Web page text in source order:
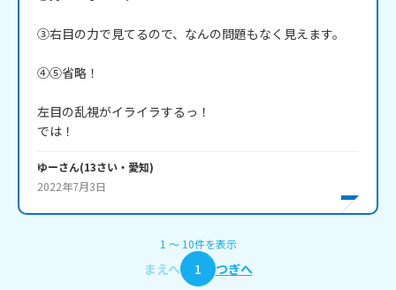
③右目の力で見てるので、なんの問題もなく見えます。
④⑤省略！
左目の乱視がイライラするっ！
では！
ゆーさん(13さい・ 愛知)
2022年7月3日
1 〜 10件を表示
まえへ 1 つぎへ